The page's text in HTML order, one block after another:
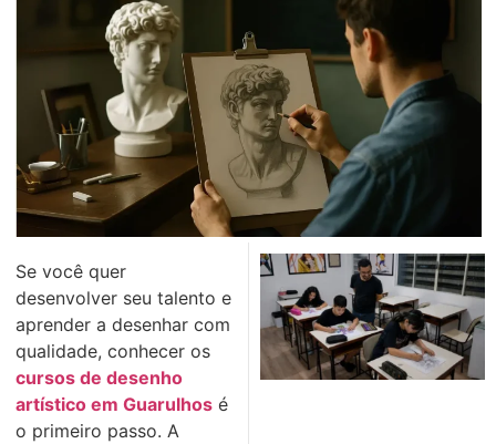
Se você quer
desenvolver seu talento e
aprender a desenhar com
qualidade, conhecer os
cursos de desenho
artístico em Guarulhos é
o primeiro passo. A